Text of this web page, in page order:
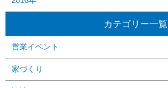
カテゴリー一覧
営業イベント
家づくり